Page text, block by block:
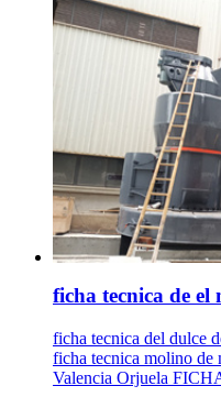
ficha tecnica de
ficha tecnica del dulce
ficha tecnica molino de
Valencia Orjuela